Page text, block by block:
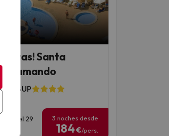
Santa
llamando
4* SUP
el 29
3 noches desde
184€/pers.